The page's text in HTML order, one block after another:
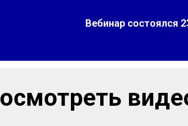
Вебинар состоялся